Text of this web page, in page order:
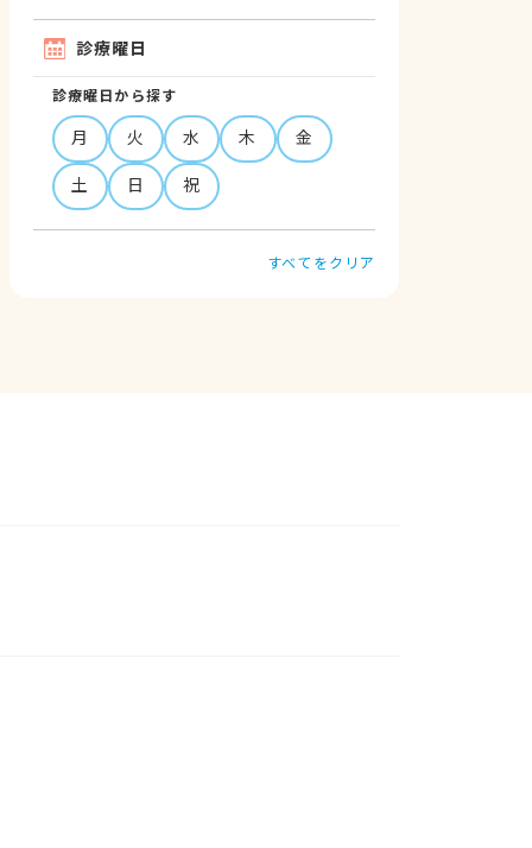
診療曜日
診療曜日から探す
月 火 水 木
金
土
日 祝
すべてをクリア